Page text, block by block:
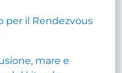
per il Rendezvous
mare e